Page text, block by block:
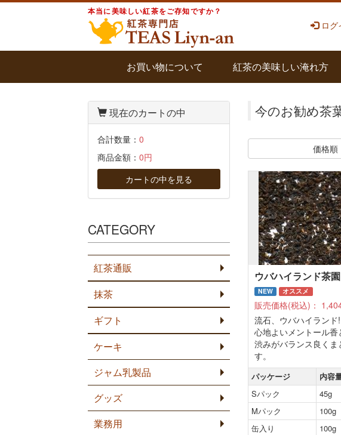
本当に美味しい紅茶をご存知ですか？
ログ
お買い物について 紅茶の美味しい淹れ方
今のお勧め茶
価格順
ウバハイランド茶
NEW オススメ
販売価格(税込)：
流石、ウバハイランド!
心地よいメントール香
渋みがバランス良くま
す。
パッケージ 内容
Sパック
45g
Mパック
100g
缶入り
100g
現在のカートの中
合計数量： 0
商品金額： 0円
カートの中を見る
CATEGORY
紅茶通販
抹茶
ギフト
ケーキ
ジャム乳製品
グッズ
業務用